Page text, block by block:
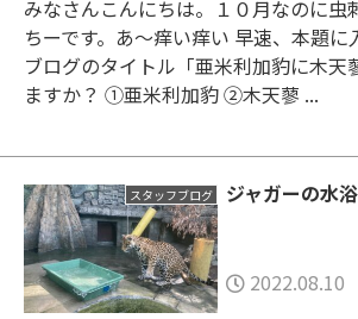
みなさんこんにちは。１０月なのに虫
ちーです。あ～痒い痒い 早速、本題に
ブログのタイトル「亜米利加豹に木天
ますか？ ①亜米利加豹 ②木天蓼 ...
スタッフブログ ジャガーの水
2022.08.10